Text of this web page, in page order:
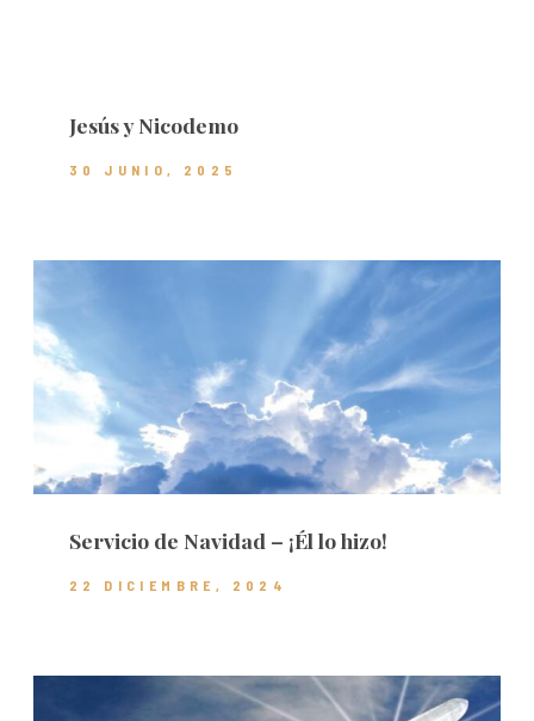
Jesús y Nicodemo
30 JUNIO, 2025
Servicio de Navidad – ¡Él lo hizo!
22 DICIEMBRE, 2024